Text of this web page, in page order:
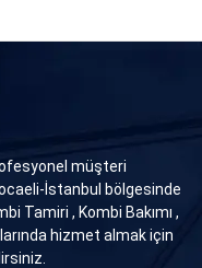
müşteri
İstanbul bölgesinde
Tamiri , Kombi Bakımı ,
hizmet almak için